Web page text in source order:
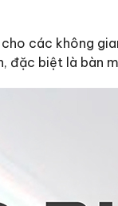
các không
đặc biệt là bàn